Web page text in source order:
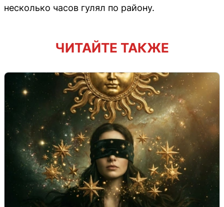
несколько часов гулял по району.
ЧИТАЙТЕ ТАКЖЕ